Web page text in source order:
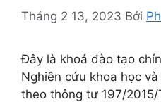
Tháng 2 13, 2023 Bởi
Đây là khoá đào tạo
Nghiên cứu khoa học
theo thông tư 197/2015/